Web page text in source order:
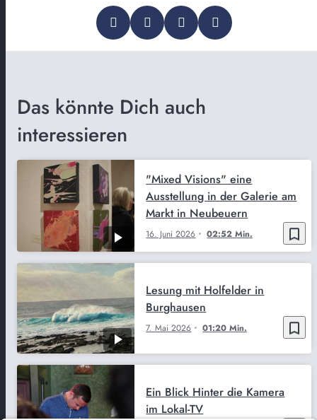
Das könnte Dich auch
interessieren
bookmark_border
16. Juni 2026 02:52 Min.
"Mixed Visions" eine
Ausstellung in der Galerie am
Markt in Neubeuern
bookmark_border
7. Mai 2026 01:20 Min.
Lesung mit Holfelder in
Burghausen
Ein Blick Hinter die Kamera
im Lokal-TV